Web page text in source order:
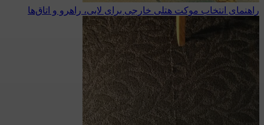
راهنمای انتخاب موکت هتلی خارجی برای لابی، راهرو و اتاق‌ها